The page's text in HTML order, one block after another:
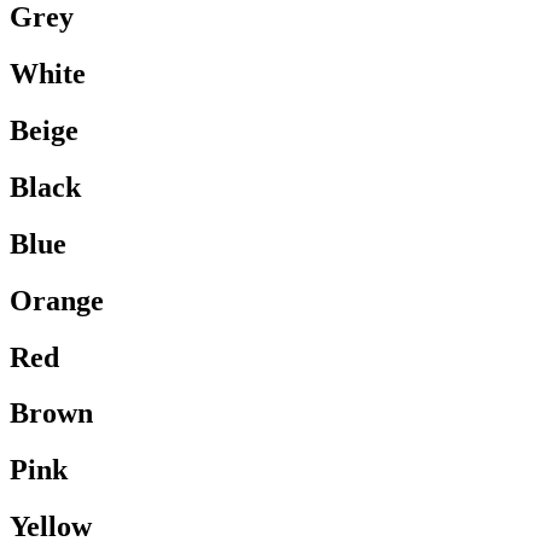
Grey
White
Beige
Black
Blue
Orange
Red
Brown
Pink
Yellow